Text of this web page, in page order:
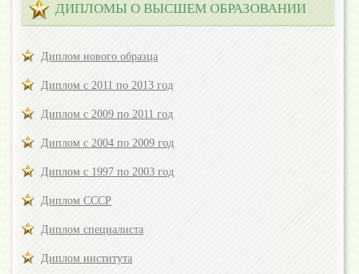
ДИПЛОМЫ О ВЫСШЕМ ОБРАЗОВАНИИ
Диплом нового образца
Диплом с 2011 по 2013 год
Диплом с 2009 по 2011 год
Диплом с 2004 по 2009 год
Диплом с 1997 по 2003 год
Диплом СССР
Диплом специалиста
Диплом института